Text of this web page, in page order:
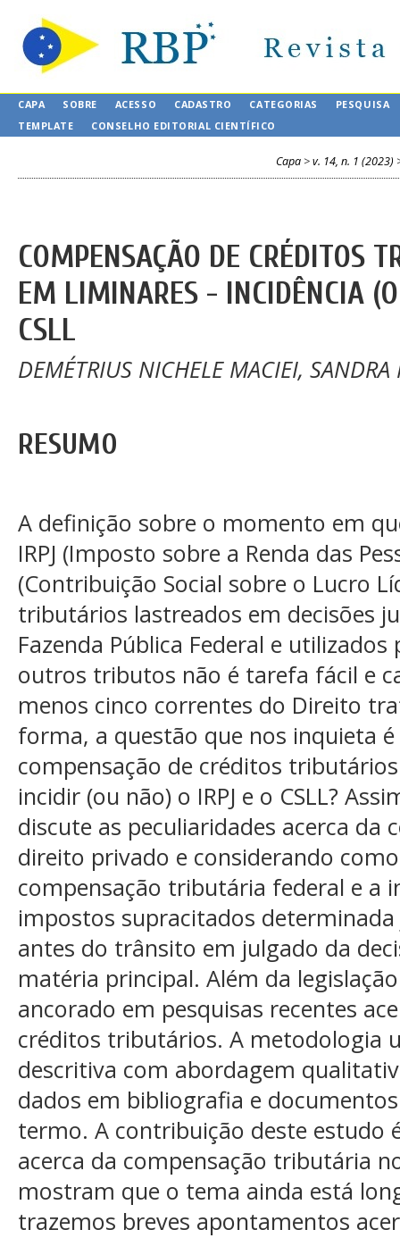
CAPA SOBRE ACESSO CADASTRO CATEGORIAS
PESQUISA
TEMPLATE
CONSELHO EDITORIAL CIENTÍFICO
Capa >v. 14, n. 1 (2023)
COMPENSAÇÃO DE CRÉDITOS
EM LIMINARES - INCIDÊNCIA
CSLL
DEMÉTRIUS NICHELE MACIEI, SANDRA
RESUMO
A definição sobre o momento em
IRPJ (Imposto sobre a Renda das
(Contribuição Social sobre o Lucro
tributários lastreados em decisões
Fazenda Pública Federal e
outros tributos não é tarefa fácil e
menos cinco correntes do Direito
forma, a questão que nos inquieta
compensação de créditos
incidir (ou não) o IRPJ e o CSLL?
discute as peculiaridades acerca da
direito privado e considerando
compensação tributária federal e a
impostos supracitados
antes do trânsito em julgado da
matéria principal. Além da
ancorado em pesquisas recentes
créditos tributários. A metodologia
descritiva com abordagem
dados em bibliografia e
termo. A contribuição deste estudo
acerca da compensação tributária
mostram que o tema ainda está
trazemos breves apontamentos